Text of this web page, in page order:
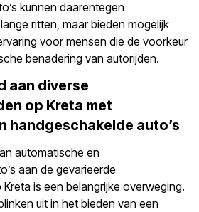
kunnen daarentegen
ritten, maar bieden mogelijk
voor mensen die de voorkeur
benadering van autorijden.
aan diverse
op Kreta met
handgeschakelde auto’s
automatische en
aan de gevarieerde
is een belangrijke overweging.
uit in het bieden van een